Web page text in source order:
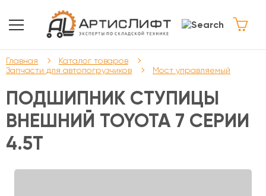
Главная
Каталог товаров
Запчасти для автопогрузчиков
Мост управляемый
ПОДШИПНИК СТУПИЦЫ
ВНЕШНИЙ TOYOTA 7 СЕРИИ
4.5Т